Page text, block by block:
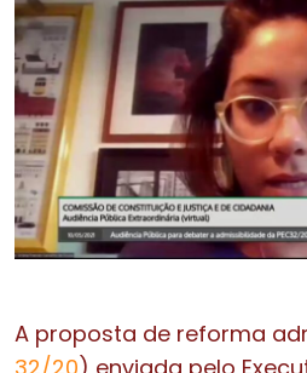
A proposta de reforma
32/20) enviada pelo